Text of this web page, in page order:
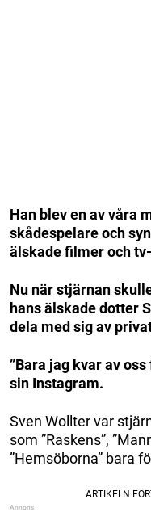
Han blev en av våra
skådespelare och
älskade filmer och
Nu när stjärnan
hans älskade dotter
dela med sig av
”Bara jag kvar av
sin Instagram.
Sven Wollter var
som ”Raskens”,
”Hemsöborna” bara